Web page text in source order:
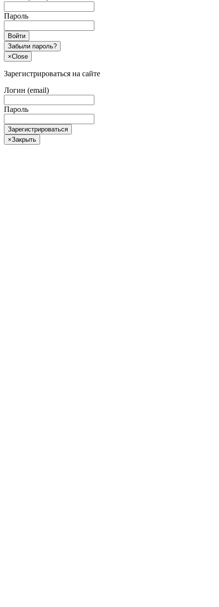
Пароль
Войти
Забыли пароль?
×Close
Зарегистрироваться на сайте
Логин (email)
Пароль
Зарегистрироваться
×Закрыть